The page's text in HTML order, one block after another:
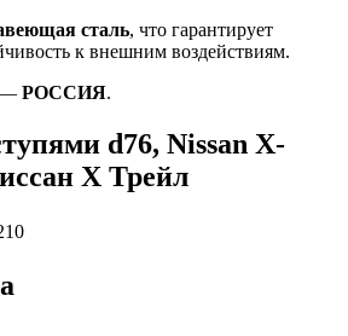
сталь, что гарантирует
к внешним воздействиям.
— РОССИЯ.
d76, Nissan X-
Х Трейл